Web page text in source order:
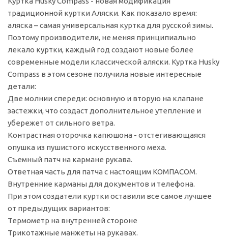
традиционной куртки Аляски. Как показало время:
аляска – самая универсальная куртка для русской зимы.
Поэтому производители, не меняя принципиально
лекало куртки, каждый год создают новые более
современные модели классической аляски. Куртка Husky
Compass в этом сезоне получила новые интересные
детали:
Две молнии спереди: основную и вторую на клапане
застежки, что создаст дополнительное утепление и
убережет от сильного ветра.
Контрастная оторочка капюшона - отстегивающаяся
опушка из пушистого искусственного меха.
Съемный патч на кармане рукава.
Ответная часть для патча с настоящим КОМПАСОМ.
Внутренние карманы для документов и телефона.
При этом создатели куртки оставили все самое лучшее
от предыдущих вариантов:
Термометр на внутренней стороне
Трикотажные манжеты на рукавах.